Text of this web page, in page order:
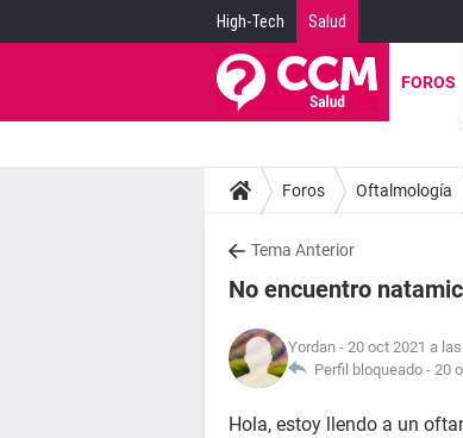
High-Tech Salud
FOROS
Foros Oftalmología
Tema Anterior
No encuentro
Yordan - 20 oct 2021 a
Perfil bloqueado - 20
Hola, estoy llendo a un